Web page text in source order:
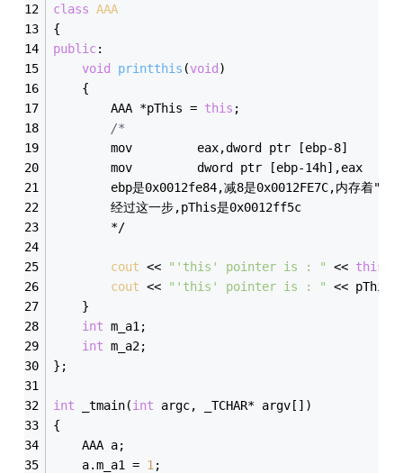
class AAA
{
public:
void
printthis (void )
	{
		AAA *pThis =
this ;
/*
		mov         eax,dword ptr [ebp-8]
		mov         dword ptr [ebp-14h],eax
ebp是0x0012fe84,减8是0x0012FE7C,内存着
		经过这一步,pThis是0x0012ff5c
		*/
cout << "'this' pointer is : " << this
cout << "'this' pointer is : "
<< pThis
	}
int m_a1;
int m_a2;
};
int _tmain(int argc, _TCHAR* argv[])
{
	AAA a;
	a.m_a1 =
1 ;